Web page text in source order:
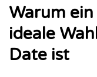
Warum ein
ideale
Date ist